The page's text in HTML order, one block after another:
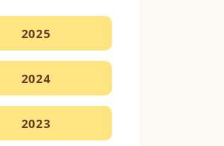
2025
2024
2023